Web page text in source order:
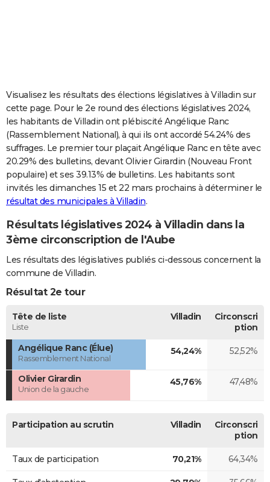
Carte de Noël
Carte Bonne année
Carte Saint-Valentin
Carte Pâques
Carte d'anniversaire
DICTIONNAIRE
Dictionnaire
Biographies
Citations
Expressions
Proverbes
PROGRAMME TV
COPAINS D'AVANT
S'inscrire
Se connecter
Lycées
Collèges
Primaires
Universités
Entreprises
Service militaire
Avis de recherche
AVIS DE DÉCÈS
Visualisez les résultats des élections législatives à Villadin sur
cette page. Pour le 2e round des élections législatives 2024,
les habitants de Villadin ont plébiscité Angélique Ranc
(Rassemblement National), à qui ils ont accordé 54.24% des
suffrages. Le premier tour plaçait Angélique Ranc en tête avec
20.29% des bulletins, devant Olivier Girardin (Nouveau Front
populaire) et ses 39.13% de bulletins. Les habitants sont
invités les dimanches 15 et 22 mars prochains à déterminer le
résultat des municipales à Villadin.
Résultats législatives 2024 à Villadin dans la
3ème circonscription de l'Aube
Les résultats des législatives publiés ci-dessous concernent la
commune de Villadin.
Résultat 2e tour
Tête de liste
Liste
Villadin
Circonscri
ption
Angélique Ranc (Élue)
Rassemblement National
54,24% 52,52%
Olivier Girardin
Union de la gauche
45,76% 47,48%
Participation au scrutin Villadin
Circonscri
ption
Taux de participation 70,21% 64,34%